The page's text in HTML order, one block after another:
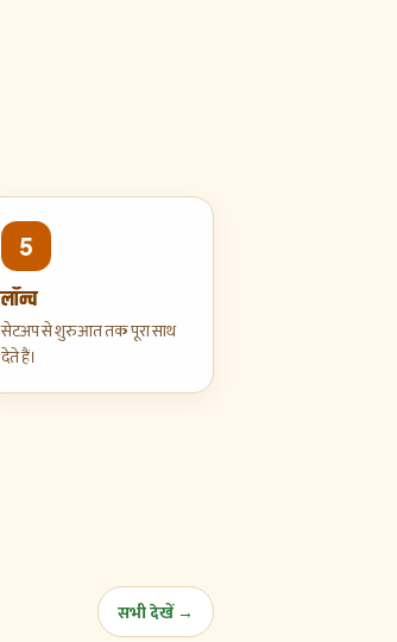
5
लॉन्च
सेटअप से शुरुआत तक पूरा साथ
देते हैं।
सभी देखें →